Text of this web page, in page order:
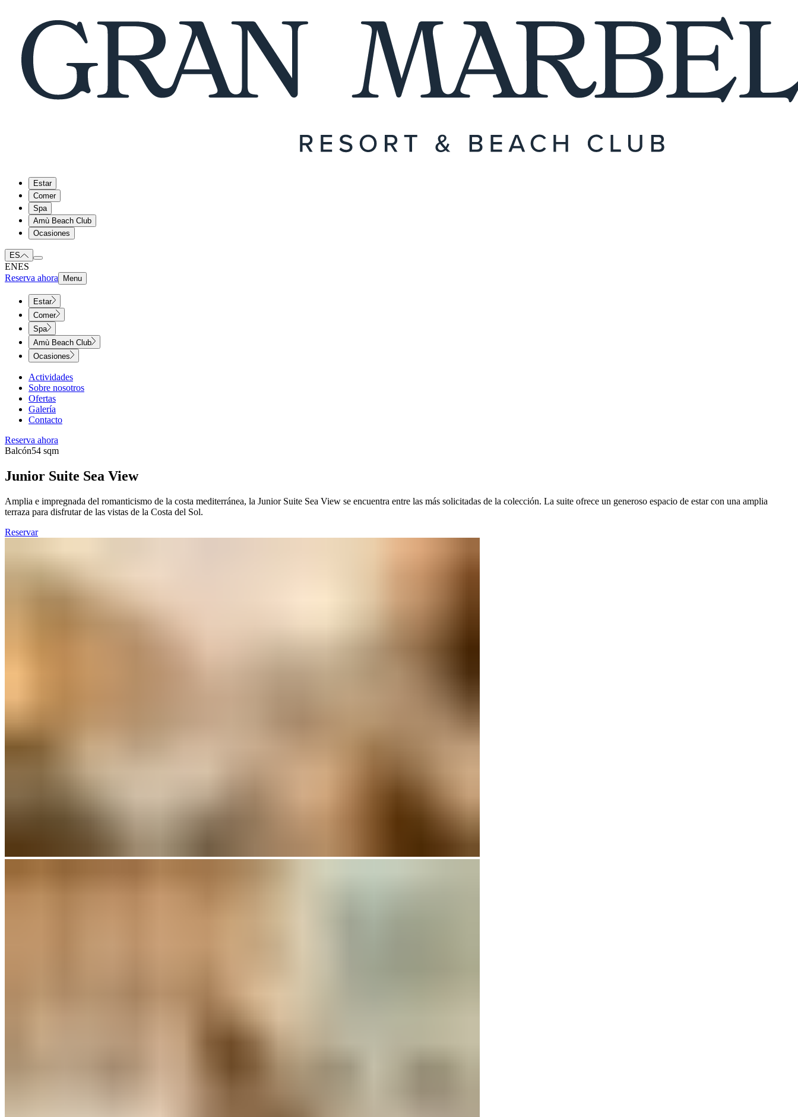
Estar
Comer
Spa
Amù Beach Club
Ocasiones
ES
ENES
Reserva ahora
Menu
Estar
Comer
Spa
Amù Beach Club
Ocasiones
Actividades
Sobre nosotros
Ofertas
Galería
Contacto
Reserva ahora
Balcón​​​​‌ ‍ ​‍​‍‌‍ ‌ ​‍‌‍‍‌‌‍‌ ‌‍‍‌‌‍ ‍​‍​‍​ ‍‍​‍​‍‌ ​ ‌‍​‌‌‍ ‍‌‍‍‌‌ ‌​‌ ‍‌​‍ ‍‌‍‍‌‌‍ ​‍​‍​‍ ​​‍​‍‌‍‍​‌ ​‍‌‍‌‌‌‍‌‍​‍​‍​ ‍‍​‍​‍‌‍‍​‌ ‌​‌ ‌​‌ ​​‌ ​ ​ ‍‍​‍ ​‍ ‌‍ ​​‍ ‌‌‍​‌‌‍ ‍‌‍‌​​‍ ‌‌ ​‍​‍ ‌‌‍‍​‌‍ ‌ ‌​‌‍‌‌‌‍ ​‌ ​ ​‍ ‌‌ ​ ‌ ‌​‌ ‌‌‌‍‌​‌‍‍‌‌‍ ​‍ ‍‌ ‌‍‌‍‌‌‌ ​‍‌‍​ ‌‍‌‌‌‍ ​​‍ ‍‌‍​‌‌ ​​‌ ​​​‍ ‌‍‍‌‌‍ ‍‌ ‌​‌‍‌‌‌‍ ‍‌ ‌​​‍ ‌‍‌‌‌‍‌​‌‍‍‌‌ ‌​​‍ ‌‍ ‌‌‍ ‌‍‌​‌‍‌‌​ ‌‌ ​​‌ ​‍‌‍‌‌‌ ​ ‌‍‌‌‌‍ ‍‌ ‌​‌‍​‌‌ ‌​‌‍‍‌‌‍ ‌‍ ‍​ ‍ ‌‍‍‌‌‍‌​​ ‌​ ‍‌‌‍​‍‌‍‌‌‌‍​‍​ ‌ ​ ‌​‌‍‌‌​ ‌​​‍ ‌‌‍​ ‌‍‌‍​ ​‍​ ‍​​‍ ‌​ ‌​​ ‌‌‌‍​‌​ ‌‌​‍ ‌‌‍​‌‌‍‌​‌‍‌‌‌‍‌‍​‍ ‌​ ‌​‌‍‌‍​ ‌‍​ ​‍‌‍‌‌​ ​​‌‍‌​‌‍​ ​ ‌ ‌‍​ ‌‍‌​‌‍‌​​ ‍ ‌ ‌​‌ ‍‌‌ ​​‌‍‌‌​ ‌‌‍‍​‌‍ ‌ ‌​‌‍‌‌‌‍ ​‌‌​‍‌‍ ‌‍ ‌‍ ‌‌‌​ ‌ ‌‌‌‍‍‌‌ ‌​‌‍‌‌‌​​‌‌‍ ‌‌‍‌‌‌‍ ‍‌‍‍‌‌ ‌​‌ ‍‌​ ‍ ‌ ​​‌‍​‌‌ ‌​‌‍‍​​ ‌‌ ‌​‌‍‍‌‌ ‌​‌‍ ​‌‍‌‌​ ‌‍​‍‌‍​‌‌ ​ ‌‍‌‌‌‌‌‌‌ ​‍‌‍ ​​ ‌‌‍‍​‌ ‌​‌ ‌​‌ ​​‌ ​ ​‍‌‌​ ​ ‌​​‌​‍‌‌​ ​‍‌​‌‍​‍‌‌​ ​‍‌​‌‍‌‍ ​​‍ ‌‌‍​‌‌‍ ‍‌‍‌​​‍ ‌‌ ​‍​‍ ‌‌‍‍​‌‍ ‌ ‌​‌‍‌‌‌‍ ​‌ ​ ​‍ ‌‌ ​ ‌ ‌​‌ ‌‌‌‍‌​‌‍‍‌‌‍ ​‍ ‍‌ ‌‍‌‍‌‌‌ ​‍‌‍​ ‌‍‌‌‌‍ ​​‍ ‍‌‍​‌‌ ​​‌ ​​​‍‌‍‌‍‍‌‌‍‌​​ ‌​ ‍‌‌‍​‍‌‍‌‌‌‍​‍​ ‌ ​ ‌​‌‍‌‌​ ‌​​‍ ‌‌‍​ ‌‍‌‍​ ​‍​ ‍​​‍ ‌​ ‌​​ ‌‌‌‍​‌​ ‌‌​‍ ‌‌‍​‌‌‍‌​‌‍‌‌‌‍‌‍​‍ ‌​ ‌​‌‍‌‍​ ‌‍​ ​‍‌‍‌‌​ ​​‌‍‌​‌‍​ ​ ‌ ‌‍​ ‌‍‌​‌‍‌​​‍‌‍‌ ‌​‌ ‍‌‌ ​​‌‍‌‌​ ‌‌‍‍​‌‍ ‌ ‌​‌‍‌‌‌‍ ​‌‌​‍‌‍ ‌‍ ‌‍ ‌‌‌​ ‌ ‌‌‌‍‍‌‌ ‌​‌‍‌‌‌​​‌‌‍ ‌‌‍‌‌‌‍ ‍‌‍‍‌‌ ‌​‌ ‍‌​‍‌‍‌ ​​‌‍​‌‌ ‌​‌‍‍​​ ‌‌ ‌​‌‍‍‌‌ ‌​‌‍ ​‌‍‌‌​‍‌‍‌ ​​‌‍‌‌‌ ​‍‌ ​ ‌ ​​‌‍‌‌‌‍​ ‌ ‌​‌‍‍‌‌ ‌‍‌‍‌‌​ ‌‌ ​​‌ ‌‌‌‍​‍‌‍ ​‌‍‍‌‌ ​ ‌‍‍​‌‍‌‌‌‍‌​​‍​‍‌ ‌54 sqm​​​​‌ ‍ ​‍​‍‌‍ ‌ ​‍‌‍‍‌‌‍‌ ‌‍‍‌‌‍ ‍​‍​‍​ ‍‍​‍​‍‌ ​ ‌‍​‌‌‍ ‍‌‍‍‌‌ ‌​‌ ‍‌​‍ ‍‌‍‍‌‌‍ ​‍​‍​‍ ​​‍​‍‌‍‍​‌ ​‍‌‍‌‌‌‍‌‍​‍​‍​ ‍‍​‍​‍‌‍‍​‌ ‌​‌ ‌​‌ ​​‌ ​ ​ ‍‍​‍ ​‍ ‌‍ ​​‍ ‌‌‍​‌‌‍ ‍‌‍‌​​‍ ‌‌ ​‍​‍ ‌‌‍‍​‌‍ ‌ ‌​‌‍‌‌‌‍ ​‌ ​ ​‍ ‌‌ ​ ‌ ‌​‌ ‌‌‌‍‌​‌‍‍‌‌‍ ​‍ ‍‌ ‌‍‌‍‌‌‌ ​‍‌‍​ ‌‍‌‌‌‍ ​​‍ ‍‌‍​‌‌ ​​‌ ​​​‍ ‌‍‍‌‌‍ ‍‌ ‌​‌‍‌‌‌‍ ‍‌ ‌​​‍ ‌‍‌‌‌‍‌​‌‍‍‌‌ ‌​​‍ ‌‍ ‌‌‍ ‌‍‌​‌‍‌‌​ ‌‌ ​​‌ ​‍‌‍‌‌‌ ​ ‌‍‌‌‌‍ ‍‌ ‌​‌‍​‌‌ ‌​‌‍‍‌‌‍ ‌‍ ‍​ ‍ ‌‍‍‌‌‍‌​​ ‌‌‍‌‌​ ​​​ ‌ ​ ‌‌‌‍‌​‌‍​‍​ ‌‍​ ‌ ​‍ ‌​ ​‌‌‍‌‌​ ​‍‌‍​ ​‍ ‌​ ‌​​ ​​​ ‍​​ ‌‍​‍ ‌​ ‍‌‌‍​ ​ ​‌​ ‌​​‍ ‌‌‍​‌‌‍‌‌​ ‍‌​ ‍​​ ​​​ ‌‍‌‍‌‌​ ‌‍​ ‌ ​ ‌​‌‍​ ​ ​​​ ‍ ‌ ‌​‌ ‍‌‌ ​​‌‍‌‌​ ‌‌‍‍​‌‍ ‌ ‌​‌‍‌‌‌‍ ​‌‌​‍‌‍ ‌‍ ‌‍ ‌‌‌​ ‌ ‌‌‌‍‍‌‌ ‌​‌‍‌‌‌​​‌‌‍ ‌‌‍‌‌‌‍ ‍‌‍‍‌‌ ‌​‌ ‍‌​ ‍ ‌ ​​‌‍​‌‌ ‌​‌‍‍​​ ‌‌ ‌​‌‍‍‌‌ ‌​‌‍ ​‌‍‌‌​ ‌‍​‍‌‍​‌‌ ​ ‌‍‌‌‌‌‌‌‌ ​‍‌‍ ​​ ‌‌‍‍​‌ ‌​‌ ‌​‌ ​​‌ ​ ​‍‌‌​ ​ ‌​​‌​‍‌‌​ ​‍‌​‌‍​‍‌‌​ ​‍‌​‌‍‌‍ ​​‍ ‌‌‍​‌‌‍ ‍‌‍‌​​‍ ‌‌ ​‍​‍ ‌‌‍‍​‌‍ ‌ ‌​‌‍‌‌‌‍ ​‌ ​ ​‍ ‌‌ ​ ‌ ‌​‌ ‌‌‌‍‌​‌‍‍‌‌‍ ​‍ ‍‌ ‌‍‌‍‌‌‌ ​‍‌‍​ ‌‍‌‌‌‍ ​​‍ ‍‌‍​‌‌ ​​‌ ​​​‍‌‍‌‍‍‌‌‍‌​​ ‌‌‍‌‌​ ​​​ ‌ ​ ‌‌‌‍‌​‌‍​‍​ ‌‍​ ‌ ​‍ ‌​ ​‌‌‍‌‌​ ​‍‌‍​ ​‍ ‌​ ‌​​ ​​​ ‍​​ ‌‍​‍ ‌​ ‍‌‌‍​ ​ ​‌​ ‌​​‍ ‌‌‍​‌‌‍‌‌​ ‍‌​ ‍​​ ​​​ ‌‍‌‍‌‌​ ‌‍​ ‌ ​ ‌​‌‍​ ​ ​​​‍‌‍‌ ‌​‌ ‍‌‌ ​​‌‍‌‌​ ‌‌‍‍​‌‍ ‌ ‌​‌‍‌‌‌‍ ​‌‌​‍‌‍ ‌‍ ‌‍ ‌‌‌​ ‌ ‌‌‌‍‍‌‌ ‌​‌‍‌‌‌​​‌‌‍ ‌‌‍‌‌‌‍ ‍‌‍‍‌‌ ‌​‌ ‍‌​‍‌‍‌ ​​‌‍​‌‌ ‌​‌‍‍​​ ‌‌ ‌​‌‍‍‌‌ ‌​‌‍ ​‌‍‌‌​‍‌‍‌ ​​‌‍‌‌‌ ​‍‌ ​ ‌ ​​‌‍‌‌‌‍​ ‌ ‌​‌‍‍‌‌ ‌‍‌‍‌‌​ ‌‌ ​​‌ ‌‌‌‍​‍‌‍ ​‌‍‍‌‌ ​ ‌‍‍​‌‍‌‌‌‍‌​​‍​‍‌ ‌
Junior Suite Sea View​​​​‌ ‍ ​‍​‍‌‍ ‌ ​‍‌‍‍‌‌‍‌ ‌‍‍‌‌‍ ‍​‍​‍​ ‍‍​‍​‍‌ ​ ‌‍​‌‌‍ ‍‌‍‍‌‌ ‌​‌ ‍‌​‍ ‍‌‍‍‌‌‍ ​‍​‍​‍ ​​‍​‍‌‍‍​‌ ​‍‌‍‌‌‌‍‌‍​‍​‍​ ‍‍​‍​‍‌‍‍​‌ ‌​‌ ‌​‌ ​​‌ ​ ​ ‍‍​‍ ​‍ ‌‍ ​​‍ ‌‌‍​‌‌‍ ‍‌‍‌​​‍ ‌‌ ​‍​‍ ‌‌‍‍​‌‍ ‌ ‌​‌‍‌‌‌‍ ​‌ ​ ​‍ ‌‌ ​ ‌ ‌​‌ ‌‌‌‍‌​‌‍‍‌‌‍ ​‍ ‍‌ ‌‍‌‍‌‌‌ ​‍‌‍​ ‌‍‌‌‌‍ ​​‍ ‍‌‍​‌‌ ​​‌ ​​​‍ ‌‍‍‌‌‍ ‍‌ ‌​‌‍‌‌‌‍ ‍‌ ‌​​‍ ‌‍‌‌‌‍‌​‌‍‍‌‌ ‌​​‍ ‌‍ ‌‌‍ ‌‍‌​‌‍‌‌​ ‌‌ ​​‌ ​‍‌‍‌‌‌ ​ ‌‍‌‌‌‍ ‍‌ ‌​‌‍​‌‌ ‌​‌‍‍‌‌‍ ‌‍ ‍​ ‍ ‌‍‍‌‌‍‌​​ ‌​ ‌​​ ​​​ ‌‌‌‍​‌‌‍​ ‌‍​ ‌‍‌‌​ ‌ ​‍ ‌​ ‍‌‌‍​ ​ ​​​ ‌ ​‍ ‌​ ‌​​ ‍‌‌‍​‍‌‍‌‍​‍ ‌​ ‍​‌‍​ ​ ‌ ​ ‌‌​‍ ‌​ ‌‌​ ​‌​ ‍​​ ​ ‌‍‌‍‌‍​‍​ ​​​ ‍​​ ​ ‌‍‌​‌‍‌​​ ‌ ​ ‍ ‌ ‌​‌ ‍‌‌ ​​‌‍‌‌​ ‌‌‍‍​‌‍ ‌ ‌​‌‍‌‌‌‍ ​‌‌​‍‌‍ ‌‍ ‌‍ ‌‌‌​ ‌ ‌‌‌‍‍‌‌ ‌​‌‍‌‌​ ‍ ‌ ​​‌‍​‌‌ ‌​‌‍‍​​ ‌‌ ‌​‌‍‍‌‌ ‌​‌‍ ​‌‍‌‌​ ‌‍​‍‌‍​‌‌ ​ ‌‍‌‌‌‌‌‌‌ ​‍‌‍ ​​ ‌‌‍‍​‌ ‌​‌ ‌​‌ ​​‌ ​ ​‍‌‌​ ​ ‌​​‌​‍‌‌​ ​‍‌​‌‍​‍‌‌​ ​‍‌​‌‍‌‍ ​​‍ ‌‌‍​‌‌‍ ‍‌‍‌​​‍ ‌‌ ​‍​‍ ‌‌‍‍​‌‍ ‌ ‌​‌‍‌‌‌‍ ​‌ ​ ​‍ ‌‌ ​ ‌ ‌​‌ ‌‌‌‍‌​‌‍‍‌‌‍ ​‍ ‍‌ ‌‍‌‍‌‌‌ ​‍‌‍​ ‌‍‌‌‌‍ ​​‍ ‍‌‍​‌‌ ​​‌ ​​​‍‌‍‌‍‍‌‌‍‌​​ ‌​ ‌​​ ​​​ ‌‌‌‍​‌‌‍​ ‌‍​ ‌‍‌‌​ ‌ ​‍ ‌​ ‍‌‌‍​ ​ ​​​ ‌ ​‍ ‌​ ‌​​ ‍‌‌‍​‍‌‍‌‍​‍ ‌​ ‍​‌‍​ ​ ‌ ​ ‌‌​‍ ‌​ ‌‌​ ​‌​ ‍​​ ​ ‌‍‌‍‌‍​‍​ ​​​ ‍​​ ​ ‌‍‌​‌‍‌​​ ‌ ​‍‌‍‌ ‌​‌ ‍‌‌ ​​‌‍‌‌​ ‌‌‍‍​‌‍ ‌ ‌​‌‍‌‌‌‍ ​‌‌​‍‌‍ ‌‍ ‌‍ ‌‌‌​ ‌ ‌‌‌‍‍‌‌ ‌​‌‍‌‌​‍‌‍‌ ​​‌‍​‌‌ ‌​‌‍‍​​ ‌‌ ‌​‌‍‍‌‌ ‌​‌‍ ​‌‍‌‌​‍‌‍‌ ​​‌‍‌‌‌ ​‍‌ ​ ‌ ​​‌‍‌‌‌‍​ ‌ ‌​‌‍‍‌‌ ‌‍‌‍‌‌​ ‌‌ ​​‌ ‌‌‌‍​‍‌‍ ​‌‍‍‌‌ ​ ‌‍‍​‌‍‌‌‌‍‌​​‍​‍‌ ‌
Amplia e impregnada del romanticismo de la costa mediterránea, la Junior Suite Sea View se encuentra entre las más solicitadas de la colección. La suite ofrece un generoso espacio de estar con una amplia
terraza para disfrutar de las vistas de la Costa del Sol.​​​​‌ ‍ ​‍​‍‌‍ ‌ ​‍‌‍‍‌‌‍‌ ‌‍‍‌‌‍ ‍​‍​‍​ ‍‍​‍​‍‌ ​ ‌‍​‌‌‍ ‍‌‍‍‌‌ ‌​‌ ‍‌​‍ ‍‌‍‍‌‌‍ ​‍​‍​‍ ​​‍​‍‌‍‍​‌ ​‍‌‍‌‌‌‍‌‍​‍​‍​ ‍‍​‍​‍‌‍‍​‌ ‌​‌ ‌​‌ ​​‌ ​ ​ ‍‍​‍ ​‍ ‌‍ ​​‍ ‌‌‍​‌‌‍ ‍‌‍‌​​‍ ‌‌ ​‍​‍ ‌‌‍‍​‌‍ ‌ ‌​‌‍‌‌‌‍ ​‌ ​ ​‍ ‌‌ ​ ‌ ‌​‌ ‌‌‌‍‌​‌‍‍‌‌‍ ​‍ ‍‌ ‌‍‌‍‌‌‌ ​‍‌‍​ ‌‍‌‌‌‍ ​​‍ ‍‌‍​‌‌ ​​‌ ​​​‍ ‌‍‍‌‌‍ ‍‌ ‌​‌‍‌‌‌‍ ‍‌ ‌​​‍ ‌‍‌‌‌‍‌​‌‍‍‌‌ ‌​​‍ ‌‍ ‌‌‍ ‌‍‌​‌‍‌‌​ ‌‌ ​​‌ ​‍‌‍‌‌‌ ​ ‌‍‌‌‌‍ ‍‌ ‌​‌‍​‌‌ ‌​‌‍‍‌‌‍ ‌‍ ‍​ ‍ ‌‍‍‌‌‍‌​​ ‌​ ‌​​ ​​​ ‌‌‌‍​‌‌‍​ ‌‍​ ‌‍‌‌​ ‌ ​‍ ‌​ ‍‌‌‍​ ​ ​​​ ‌ ​‍ ‌​ ‌​​ ‍‌‌‍​‍‌‍‌‍​‍ ‌​ ‍​‌‍​ ​ ‌ ​ ‌‌​‍ ‌​ ‌‌​ ​‌​ ‍​​ ​ ‌‍‌‍‌‍​‍​ ​​​ ‍​​ ​ ‌‍‌​‌‍‌​​ ‌ ​ ‍ ‌ ‌​‌ ‍‌‌ ​​‌‍‌‌​ ‌‌‍‍​‌‍ ‌ ‌​‌‍‌‌‌‍ ​‌‌​‍‌‍ ‌‍ ‌‍ ‌‌‌​ ‌ ‌‌‌‍‍‌‌ ‌​‌‍‌‌​ ‍ ‌ ​​‌‍​‌‌ ‌​‌‍‍​​ ‌‌‍‌​‌‍‌‌‌ ​ ‌‍​ ‌ ​‍‌‍‍‌‌ ​​‌ ‌​‌‍‍‌‌‍ ‌‍ ‍​ ‌‍​‍‌‍​‌‌ ​ ‌‍‌‌‌‌‌‌‌ ​‍‌‍ ​​ ‌‌‍‍​‌ ‌​‌ ‌​‌ ​​‌ ​ ​‍‌‌​ ​ ‌​​‌​‍‌‌​ ​‍‌​‌‍​‍‌‌​ ​‍‌​‌‍‌‍ ​​‍ ‌‌‍​‌‌‍ ‍‌‍‌​​‍ ‌‌ ​‍​‍ ‌‌‍‍​‌‍ ‌ ‌​‌‍‌‌‌‍ ​‌ ​ ​‍ ‌‌ ​ ‌ ‌​‌ ‌‌‌‍‌​‌‍‍‌‌‍ ​‍ ‍‌ ‌‍‌‍‌‌‌ ​‍‌‍​ ‌‍‌‌‌‍ ​​‍ ‍‌‍​‌‌ ​​‌ ​​​‍‌‍‌‍‍‌‌‍‌​​ ‌​ ‌​​ ​​​ ‌‌‌‍​‌‌‍​ ‌‍​ ‌‍‌‌​ ‌ ​‍ ‌​ ‍‌‌‍​ ​ ​​​ ‌ ​‍ ‌​ ‌​​ ‍‌‌‍​‍‌‍‌‍​‍ ‌​ ‍​‌‍​ ​ ‌ ​ ‌‌​‍ ‌​ ‌‌​ ​‌​ ‍​​ ​ ‌‍‌‍‌‍​‍​ ​​​ ‍​​ ​ ‌‍‌​‌‍‌​​ ‌ ​‍‌‍‌ ‌​‌ ‍‌‌ ​​‌‍‌‌​ ‌‌‍‍​‌‍ ‌ ‌​‌‍‌‌‌‍ ​‌‌​‍‌‍ ‌‍ ‌‍ ‌‌‌​ ‌ ‌‌‌‍‍‌‌ ‌​‌‍‌‌​‍‌‍‌ ​​‌‍​‌‌ ‌​‌‍‍​​ ‌‌‍‌​‌‍‌‌‌ ​ ‌‍​ ‌ ​‍‌‍‍‌‌ ​​‌ ‌​‌‍‍‌‌‍ ‌‍ ‍​‍‌‍‌ ​​‌‍‌‌‌ ​‍‌ ​ ‌ ​​‌‍‌‌‌‍​ ‌ ‌​‌‍‍‌‌ ‌‍‌‍‌‌​ ‌‌ ​​‌ ‌‌‌‍​‍‌‍ ​‌‍‍‌‌ ​ ‌‍‍​‌‍‌‌‌‍‌​​‍​‍‌ ‌
Reservar​​​​‌ ‍ ​‍​‍‌‍ ‌ ​‍‌‍‍‌‌‍‌ ‌‍‍‌‌‍ ‍​‍​‍​ ‍‍​‍​‍‌ ​ ‌‍​‌‌‍ ‍‌‍‍‌‌ ‌​‌ ‍‌​‍ ‍‌‍‍‌‌‍ ​‍​‍​‍ ​​‍​‍‌‍‍​‌ ​‍‌‍‌‌‌‍‌‍​‍​‍​ ‍‍​‍​‍‌‍‍​‌ ‌​‌ ‌​‌ ​​‌ ​ ​ ‍‍​‍ ​‍ ‌‍ ​​‍ ‌‌‍​‌‌‍ ‍‌‍‌​​‍ ‌‌ ​‍​‍ ‌‌‍‍​‌‍ ‌ ‌​‌‍‌‌‌‍ ​‌ ​ ​‍ ‌‌ ​ ‌ ‌​‌ ‌‌‌‍‌​‌‍‍‌‌‍ ​‍ ‍‌ ‌‍‌‍‌‌‌ ​‍‌‍​ ‌‍‌‌‌‍ ​​‍ ‍‌‍​‌‌ ​​‌ ​​​‍ ‌‍‍‌‌‍ ‍‌ ‌​‌‍‌‌‌‍ ‍‌ ‌​​‍ ‌‍‌‌‌‍‌​‌‍‍‌‌ ‌​​‍ ‌‍ ‌‌‍ ‌‍‌​‌‍‌‌​ ‌‌ ​​‌ ​‍‌‍‌‌‌ ​ ‌‍‌‌‌‍ ‍‌ ‌​‌‍​‌‌ ‌​‌‍‍‌‌‍ ‌‍ ‍​ ‍ ‌‍‍‌‌‍‌​​ ‌​ ‌​​ ​​​ ‌‌‌‍​‌‌‍​ ‌‍​ ‌‍‌‌​ ‌ ​‍ ‌​ ‍‌‌‍​ ​ ​​​ ‌ ​‍ ‌​ ‌​​ ‍‌‌‍​‍‌‍‌‍​‍ ‌​ ‍​‌‍​ ​ ‌ ​ ‌‌​‍ ‌​ ‌‌​ ​‌​ ‍​​ ​ ‌‍‌‍‌‍​‍​ ​​​ ‍​​ ​ ‌‍‌​‌‍‌​​ ‌ ​ ‍ ‌ ‌​‌ ‍‌‌ ​​‌‍‌‌​ ‌‌‍‍​‌‍ ‌ ‌​‌‍‌‌‌‍ ​‌‌​‍‌‍ ‌‍ ‌‍ ‌‌‌​ ‌ ‌‌‌‍‍‌‌ ‌​‌‍‌‌​ ‍ ‌ ​​‌‍​‌‌ ‌​‌‍‍​​ ‌‌‍​ ‌ ‌​‌‍​‌​‍ ‍‌‍ ​‌‍​‌‌‍​‍‌‍‌‌‌‍ ​​ ‌‍​‍‌‍​‌‌ ​ ‌‍‌‌‌‌‌‌‌ ​‍‌‍ ​​ ‌‌‍‍​‌ ‌​‌ ‌​‌ ​​‌ ​ ​‍‌‌​ ​ ‌​​‌​‍‌‌​ ​‍‌​‌‍​‍‌‌​ ​‍‌​‌‍‌‍ ​​‍ ‌‌‍​‌‌‍ ‍‌‍‌​​‍ ‌‌ ​‍​‍ ‌‌‍‍​‌‍ ‌ ‌​‌‍‌‌‌‍ ​‌ ​ ​‍ ‌‌ ​ ‌ ‌​‌ ‌‌‌‍‌​‌‍‍‌‌‍ ​‍ ‍‌ ‌‍‌‍‌‌‌ ​‍‌‍​ ‌‍‌‌‌‍ ​​‍ ‍‌‍​‌‌ ​​‌ ​​​‍‌‍‌‍‍‌‌‍‌​​ ‌​ ‌​​ ​​​ ‌‌‌‍​‌‌‍​ ‌‍​ ‌‍‌‌​ ‌ ​‍ ‌​ ‍‌‌‍​ ​ ​​​ ‌ ​‍ ‌​ ‌​​ ‍‌‌‍​‍‌‍‌‍​‍ ‌​ ‍​‌‍​ ​ ‌ ​ ‌‌​‍ ‌​ ‌‌​ ​‌​ ‍​​ ​ ‌‍‌‍‌‍​‍​ ​​​ ‍​​ ​ ‌‍‌​‌‍‌​​ ‌ ​‍‌‍‌ ‌​‌ ‍‌‌ ​​‌‍‌‌​ ‌‌‍‍​‌‍ ‌ ‌​‌‍‌‌‌‍ ​‌‌​‍‌‍ ‌‍ ‌‍ ‌‌‌​ ‌ ‌‌‌‍‍‌‌ ‌​‌‍‌‌​‍‌‍‌ ​​‌‍​‌‌ ‌​‌‍‍​​ ‌‌‍​ ‌ ‌​‌‍​‌​‍ ‍‌‍ ​‌‍​‌‌‍​‍‌‍‌‌‌‍ ​​‍‌‍‌ ​​‌‍‌‌‌ ​‍‌ ​ ‌ ​​‌‍‌‌‌‍​ ‌ ‌​‌‍‍‌‌ ‌‍‌‍‌‌​ ‌‌ ​​‌ ‌‌‌‍​‍‌‍ ​‌‍‍‌‌ ​ ‌‍‍​‌‍‌‌‌‍‌​​‍​‍‌ ‌